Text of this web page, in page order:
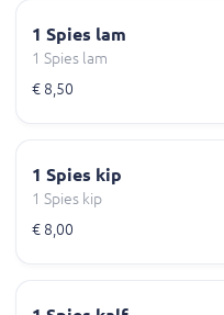
1 Spies lam
1 Spies lam
€ 8,50
1 Spies kip
1 Spies kip
€ 8,00